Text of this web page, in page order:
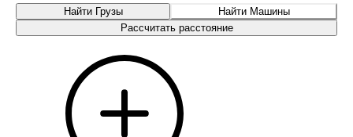
Найти Грузы
Найти Машины
Рассчитать расстояние